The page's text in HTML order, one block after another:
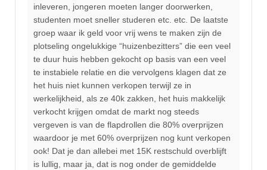
inleveren, jongeren moeten langer doorwerken,
studenten moet sneller studeren etc. etc. De laatste
groep waar ik geld voor vrij wens te maken zijn de
plotseling ongelukkige “huizenbezitters” die een veel
te duur huis hebben gekocht op basis van een veel
te instabiele relatie en die vervolgens klagen dat ze
het huis niet kunnen verkopen terwijl ze in
werkelijkheid, als ze 40k zakken, het huis makkelijk
verkocht krijgen omdat de markt nog steeds
vergeven is van de flapdrollen die 80% overprijzen
waardoor je met 60% overprijzen nog kunt verkopen
ook! Dat je dan allebei met 15K restschuld overblijft
is lullig, maar ja, dat is nog onder de gemiddelde